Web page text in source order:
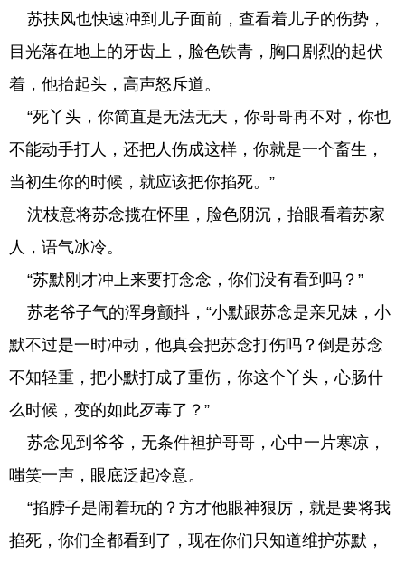
苏扶风也快速冲到儿子面前，查看着儿子的伤势，
目光落在地上的牙齿上，脸色铁青，胸口剧烈的起伏
着，他抬起头，高声怒斥道。
“死丫头，你简直是无法无天，你哥哥再不对，你也
不能动手打人，还把人伤成这样，你就是一个畜生，
当初生你的时候，就应该把你掐死。”
沈枝意将苏念揽在怀里，脸色阴沉，抬眼看着苏家
人，语气冰冷。
“苏默刚才冲上来要打念念，你们没有看到吗？”
苏老爷子气的浑身颤抖，“小默跟苏念是亲兄妹，小
默不过是一时冲动，他真会把苏念打伤吗？倒是苏念
不知轻重，把小默打成了重伤，你这个丫头，心肠什
么时候，变的如此歹毒了？”
苏念见到爷爷，无条件袒护哥哥，心中一片寒凉，
嗤笑一声，眼底泛起冷意。
“掐脖子是闹着玩的？方才他眼神狠厉，就是要将我
掐死，你们全都看到了，现在你们只知道维护苏默，